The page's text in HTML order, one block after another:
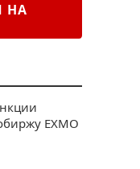
НА
EXMO